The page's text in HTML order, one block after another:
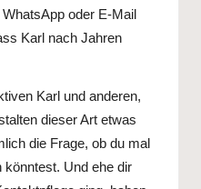
oder E-Mail
Karl nach Jahren
Karl und anderen,
dieser Art etwas
die Frage, ob du mal
könntest. Und ehe dir